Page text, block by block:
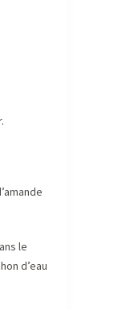
le
d’eau